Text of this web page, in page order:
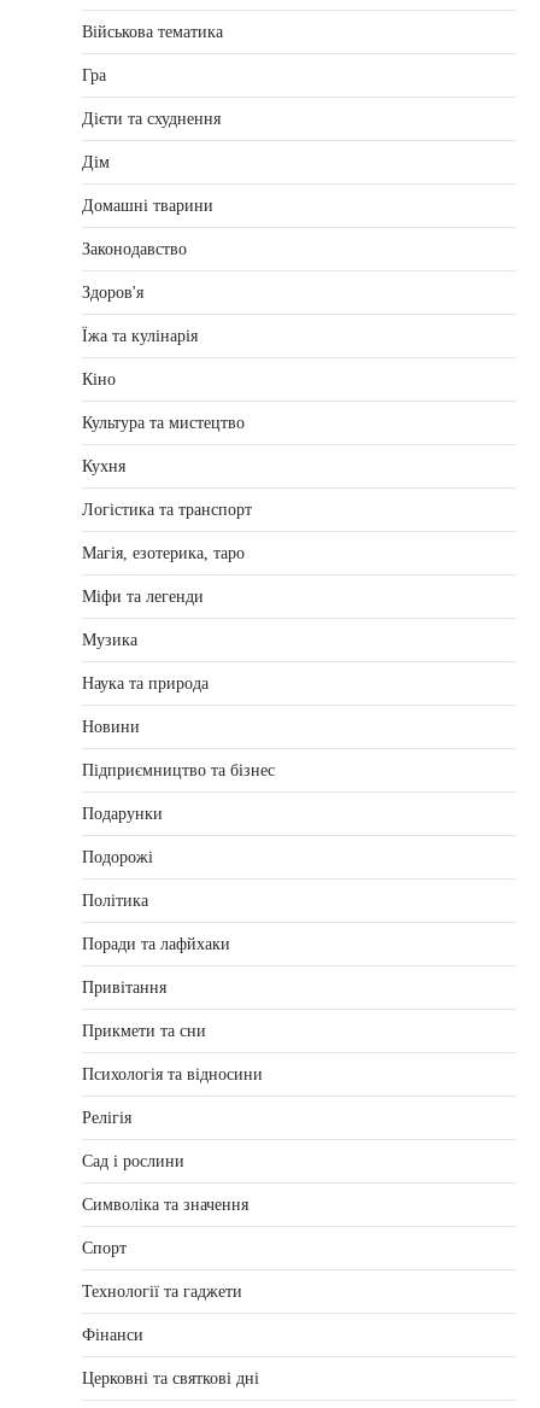
Військова тематика
Гра
Дієти та схуднення
Дім
Домашні тварини
Законодавство
Здоров'я
Їжа та кулінарія
Кіно
Культура та мистецтво
Кухня
Логістика та транспорт
Магія, езотерика, таро
Міфи та легенди
Музика
Наука та природа
Новини
Підприємництво та бізнес
Подарунки
Подорожі
Політика
Поради та лафйхаки
Привітання
Прикмети та сни
Психологія та відносини
Релігія
Сад і рослини
Символіка та значення
Спорт
Технології та гаджети
Фінанси
Церковні та святкові дні